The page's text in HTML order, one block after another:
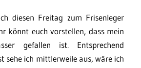
diesen Freitag zum Frisenleger
könnt euch vorstellen, dass mein
gefallen ist. Entsprechend
sehe ich mittlerweile aus, wäre ich